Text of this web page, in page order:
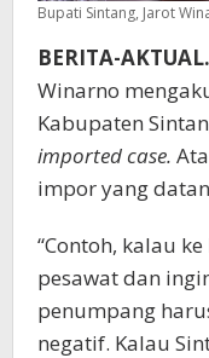
Bupati Sintang, Jarot
BERITA-
Winarno
Kabupaten
imported case.
impor yang
“Contoh, kalau
pesawat dan
penumpang
negatif. Kalau